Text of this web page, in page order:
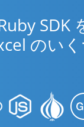
SDK
のい